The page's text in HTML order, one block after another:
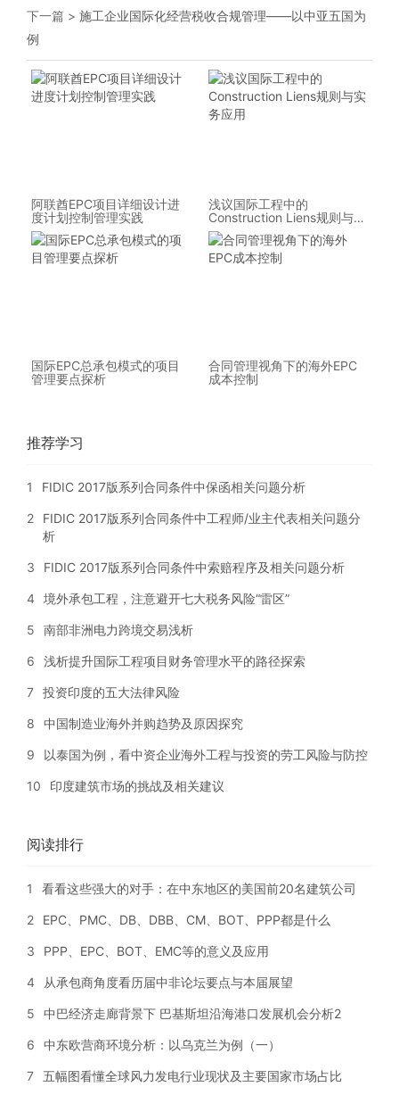
下一篇 > 施工企业国际化经营税收合规管理——以中亚五国为
例
阿联酋EPC项目详细设计进
度计划控制管理实践
浅议国际工程中的
Construction Liens规则与实
务应用
国际EPC总承包模式的项目
管理要点探析
合同管理视角下的海外EPC
成本控制
推荐学习
1 FIDIC 2017版系列合同条件中保函相关问题分析
2
FIDIC 2017版系列合同条件中工程师/业主代表相关问题分
析
3 FIDIC 2017版系列合同条件中索赔程序及相关问题分析
4 境外承包工程，注意避开七大税务风险“雷区”
5 南部非洲电力跨境交易浅析
6 浅析提升国际工程项目财务管理水平的路径探索
7 投资印度的五大法律风险
8 中国制造业海外并购趋势及原因探究
9 以泰国为例，看中资企业海外工程与投资的劳工风险与防控
10 印度建筑市场的挑战及相关建议
阅读排行
1 看看这些强大的对手：在中东地区的美国前20名建筑公司
2 EPC、PMC、DB、DBB、CM、BOT、PPP都是什么
3 PPP、EPC、BOT、EMC等的意义及应用
4 从承包商角度看历届中非论坛要点与本届展望
5 中巴经济走廊背景下 巴基斯坦沿海港口发展机会分析2
6 中东欧营商环境分析：以乌克兰为例（一）
7 五幅图看懂全球风力发电行业现状及主要国家市场占比